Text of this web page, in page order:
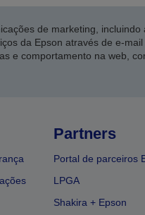
de marketing, incluindo
da Epson através de e-
e comportamento na web,
Partners
Portal de parceiros
LPGA
Shakira + Epson